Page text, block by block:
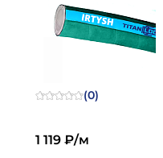
(0)
1 119 ₽/м